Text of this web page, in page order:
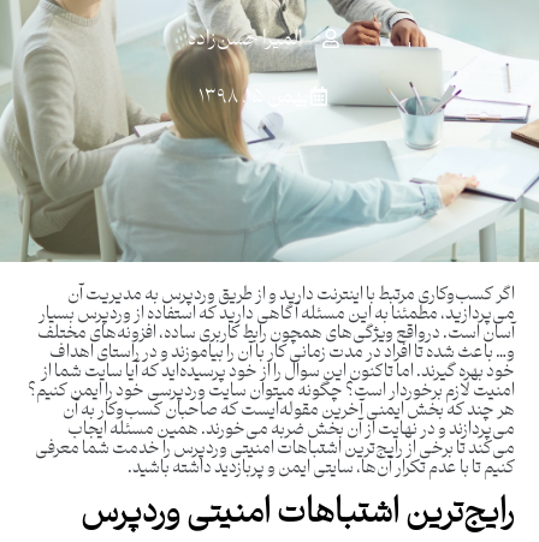
المیرا حسن‌زاده
بهمن ۱۵, ۱۳۹۸
اگر کسب‌وکاری مرتبط با اینترنت دارید و از طریق وردپرس به مدیریت آن
می‌پردازید، مطمئنا به این مسئله آگاهی دارید که استفاده از وردپرس بسیار
آسان است. درواقع ویژگی‌های همچون رابط کاربری ساده، افزونه‌های مختلف
و… باعث شده تا افراد در مدت زمانی کار با آن را بیاموزند و در راستای اهداف
خود بهره‌ گیرند. اما تاکنون این سوال را از خود پرسیده‌اید که آیا سایت شما از
امنیت لازم برخوردار است؟ چگونه میتوان سایت وردپرسی خود را ایمن کنیم؟
هر چند که بخش ایمنی آخرین مقوله‌ایست که صاحبان کسب‌وکار به آن
می‌پردازند و در نهایت از آن بخش ضربه می‌خورند. همین مسئله ایجاب
می‌کند تا برخی از رایج‌ترین اشتباهات امنیتی وردپرس را خدمت شما معرفی
کنیم تا با عدم تکرار آن‌ها، سایتی ایمن و پربازدید داشته باشید.
رایج‌ترین اشتباهات امنیتی وردپرس